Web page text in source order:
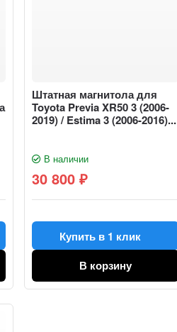
Штатная магнитола для
Toyota Previa XR50 3 (2006-
2019) / Estima 3 (2006-2016)...
В наличии
30 800₽
Купить в 1 клик
В корзину